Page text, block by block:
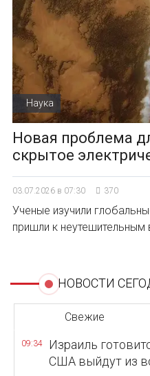
Наука
Новая проблема
скрытое
03.07.2026 в 07:30 370
Ученые изучили
пришли к
НОВОСТИ
Свежие
09:34
Израиль
США выйдут из